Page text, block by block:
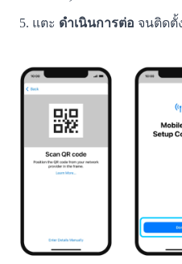
แตะ ดำเนินการต่อ จนติดตั้